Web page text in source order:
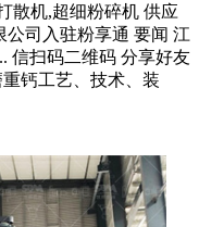
散机,超细粉碎机 供应
司入驻粉享通 要闻 江
信扫码二维码 分享好友
钙工艺、技术、装